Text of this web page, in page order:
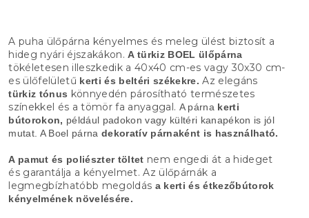
A puha ülőpárna kényelmes és meleg ülést biztosít a
hideg nyári éjszakákon.A türkiz BOEL ülőpárna
tökéletesen illeszkedik a 40x40 cm-es vagy 30x30 cm-
es ülőfelületű kerti és beltéri székekre. Az elegáns
türkiz tónus könnyedén párosítható természetes
színekkel és a tömör fa anyaggal. A párna kerti
bútorokon, például padokon vagy kültéri kanapékon is jól
mutat. A Boel párna dekoratív párnaként is használható.
A pamut és poliészter töltet nem engedi át a hideget
és garantálja a kényelmet. Az ülőpárnák a
legmegbízhatóbb megoldás a kerti és étkezőbútorok
kényelmének növelésére.